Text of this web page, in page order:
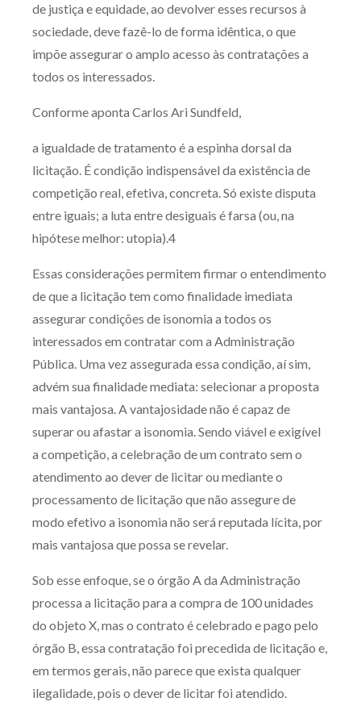
de justiça e equidade, ao devolver esses recursos à
sociedade, deve fazê-lo de forma idêntica, o que
impõe assegurar o amplo acesso às contratações a
todos os interessados.
Conforme aponta Carlos Ari Sundfeld,
a igualdade de tratamento é a espinha dorsal da
licitação. É condição indispensável da existência de
competição real, efetiva, concreta. Só existe disputa
entre iguais; a luta entre desiguais é farsa (ou, na
hipótese melhor: utopia).4
Essas considerações permitem firmar o entendimento
de que a licitação tem como finalidade imediata
assegurar condições de isonomia a todos os
interessados em contratar com a Administração
Pública. Uma vez assegurada essa condição, aí sim,
advém sua finalidade mediata: selecionar a proposta
mais vantajosa. A vantajosidade não é capaz de
superar ou afastar a isonomia. Sendo viável e exigível
a competição, a celebração de um contrato sem o
atendimento ao dever de licitar ou mediante o
processamento de licitação que não assegure de
modo efetivo a isonomia não será reputada lícita, por
mais vantajosa que possa se revelar.
Sob esse enfoque, se o órgão A da Administração
processa a licitação para a compra de 100 unidades
do objeto X, mas o contrato é celebrado e pago pelo
órgão B, essa contratação foi precedida de licitação e,
em termos gerais, não parece que exista qualquer
ilegalidade, pois o dever de licitar foi atendido.